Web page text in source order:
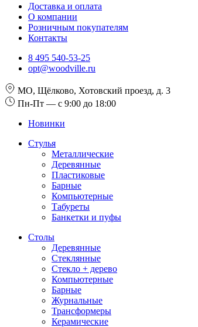
Доставка и оплата
О компании
Розничным покупателям
Контакты
8 495 540-53-25
opt@woodville.ru
МО, Щёлково, Хотовский проезд, д. 3
Пн-Пт — с 9:00 до 18:00
Новинки
Стулья
Металлические
Деревянные
Пластиковые
Барные
Компьютерные
Табуреты
Банкетки и пуфы
Столы
Деревянные
Стеклянные
Стекло + дерево
Компьютерные
Барные
Журнальные
Трансформеры
Керамические